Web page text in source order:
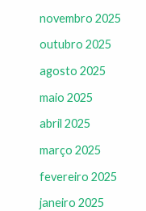
novembro 2025
outubro 2025
agosto 2025
maio 2025
abril 2025
março 2025
fevereiro 2025
janeiro 2025